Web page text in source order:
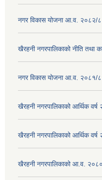
नगर विकास योजना आ.व. २०८२/
खैरहनी नगरपालिकाको नीति
नगर विकास योजना आ.व. २०८१/
खैरहनी नगरपालिकाको आर्थिक
खैरहनी नगरपालिकाको आर्थिक
खैरहनी नगरपालिकाको आ.व.